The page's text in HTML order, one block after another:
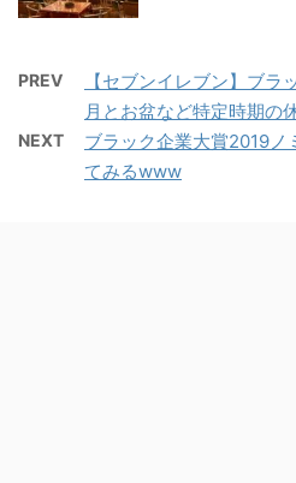
PREV
【セブンイレブン】ブラ
月とお盆など特定時期の
NEXT
ブラック企業大賞2019
てみるwww